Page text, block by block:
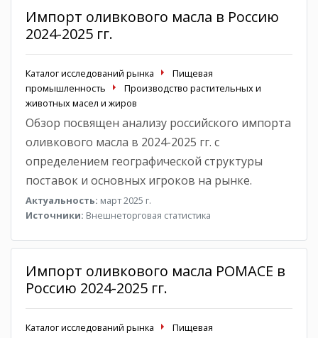
Импорт оливкового масла в Россию
2024-2025 гг.
Каталог исследований рынка
Пищевая
промышленность
Производство растительных и
животных масел и жиров
Обзор посвящен анализу российского импорта
оливкового масла в 2024-2025 гг. с
определением географической структуры
поставок и основных игроков на рынке.
Актуальность: март 2025 г.
Источники: Внешнеторговая статистика
Импорт оливкового масла POMACE в
Россию 2024-2025 гг.
Каталог исследований рынка
Пищевая